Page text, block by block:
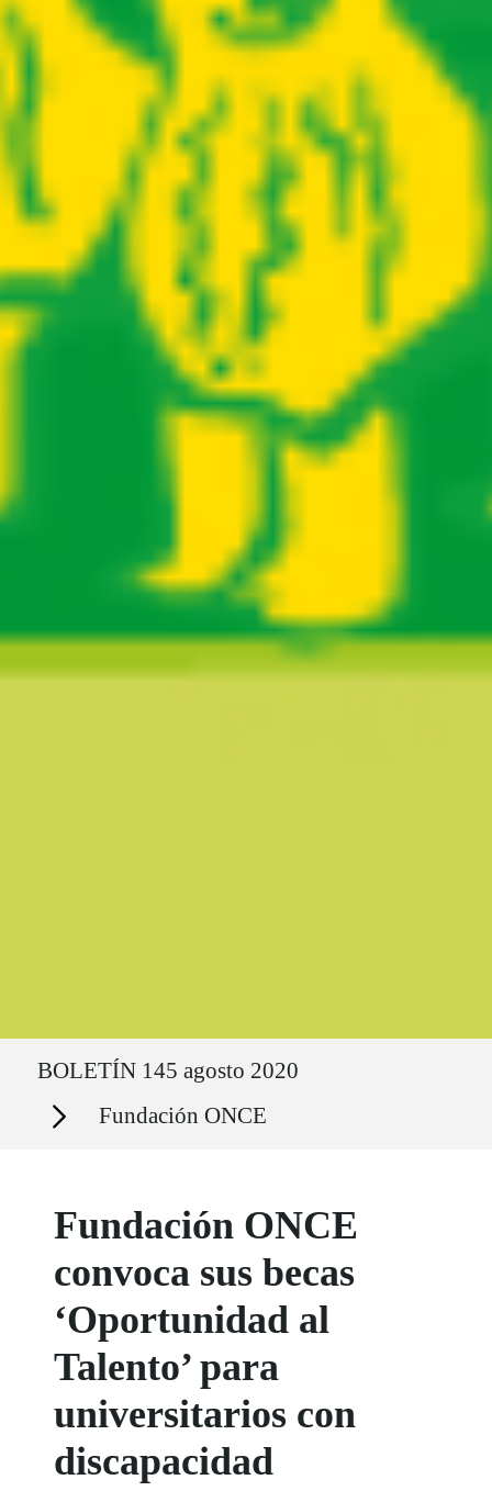
BOLETÍN 145 agosto 2020
Secciones Fundación ONCE
Fundación ONCE
convoca sus becas
‘Oportunidad al
Talento’ para
universitarios con
discapacidad